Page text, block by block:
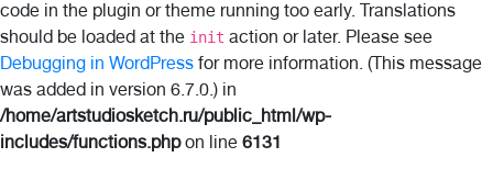
code in the plugin or theme running too early. Translations
should be loaded at the init action or later. Please see
Debugging in WordPress for more information. (This message
was added in version 6.7.0.) in
/home/artstudiosketch.ru/public_html/wp-
includes/functions.phpon line 6131